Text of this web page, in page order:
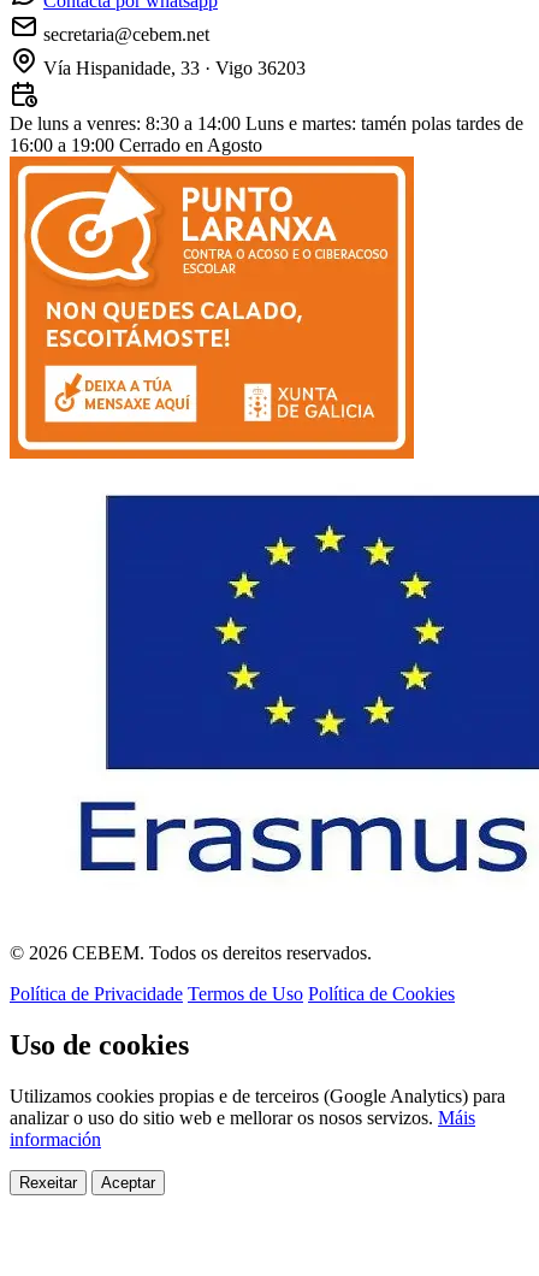
secretaria@cebem.net
Vía Hispanidade, 33 · Vigo 36203
De luns a venres: 8:30 a 14:00 Luns e martes: tamén polas tardes de
16:00 a 19:00 Cerrado en Agosto
© 2026 CEBEM. Todos os dereitos reservados.
Política de Privacidade Termos de Uso Política de Cookies
Uso de cookies
Utilizamos cookies propias e de terceiros (Google Analytics) para
analizar o uso do sitio web e mellorar os nosos servizos. Máis
información
Rexeitar Aceptar